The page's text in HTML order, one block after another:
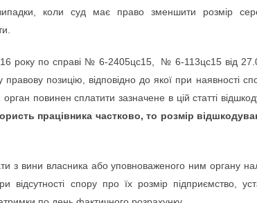
коли суд має право зменшити розмір
року по справі № 6-2405цс15, № 6-113цс15 від
правову позицію, відповідно до якої при наявності
повинен сплатити зазначене в цій статті
працівника частково, то розмір
з вини власника або уповноваженого ним органу
відсутності спору про їх розмір підприємство,